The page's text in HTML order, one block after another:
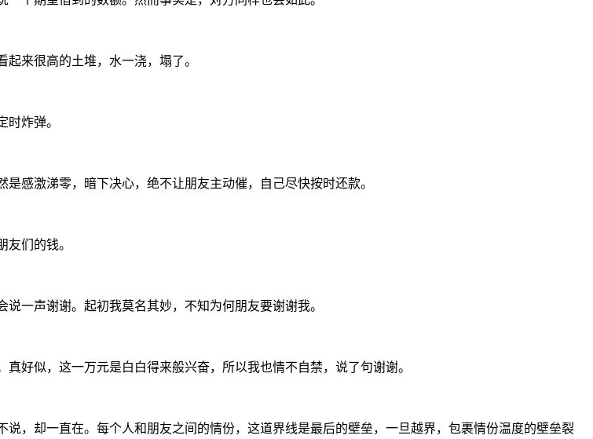
来很高的土堆，水一浇，塌了。
炸弹。
感激涕零，暗下决心，绝不让朋友主动催，自己尽快按时还款。
们的钱。
一声谢谢。起初我莫名其妙，不知为何朋友要谢谢我。
好似，这一万元是白白得来般兴奋，所以我也情不自禁，说了句谢谢。
，却一直在。每个人和朋友之间的情份，这道界线是最后的壁垒，一旦越界，包裹情份温度的壁垒裂